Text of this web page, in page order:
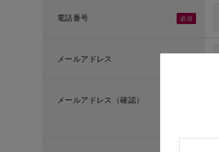
電話番号
メールアドレス
メールアドレス（確認）